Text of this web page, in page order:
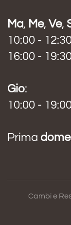
Ma, Me, Ve,
10:00 -
16:00 -
Gio:
10:00 -
Prima
Cambi e